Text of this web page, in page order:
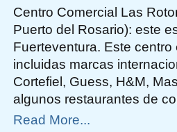
Centro Comercial Las
Puerto del Rosario): este
Fuerteventura. Este
incluidas marcas
Cortefiel, Guess, H&M,
algunos restaurantes de
Read More...